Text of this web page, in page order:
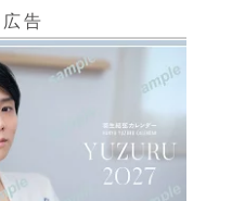
広告